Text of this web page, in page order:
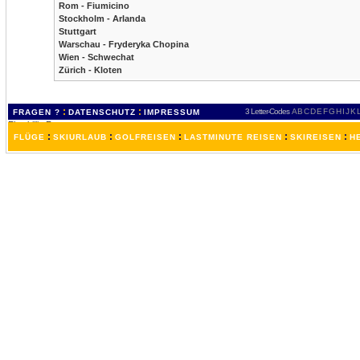
Rom - Fiumicino
Stockholm - Arlanda
Stuttgart
Warschau - Fryderyka Chopina
Wien - Schwechat
Zürich - Kloten
FRAGEN ? : DATENSCHUTZ : IMPRESSUM 3 Letter-Codes ABCDEFGH IJKL
FLÜGE : SKIURLAUB : GOLFREISEN : LASTMINUTE REISEN : SKIREISEN :